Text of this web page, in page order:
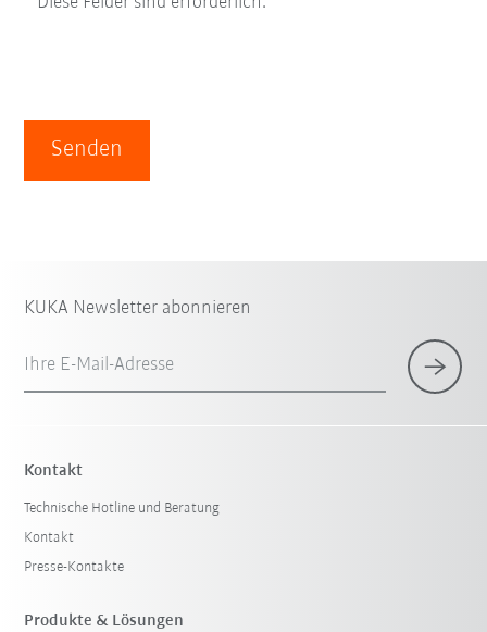
Senden
KUKA Newsletter abonnieren
Ihre E-Mail-Adresse
Kontakt
Technische Hotline und Beratung
Kontakt
Presse-Kontakte
Produkte & Lösungen